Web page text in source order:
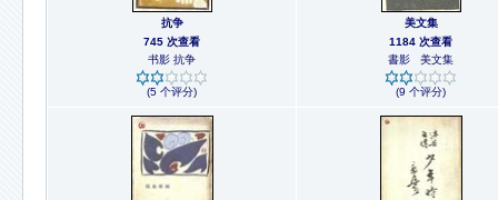
抗争
745 次查看
书影 抗争
(5 个评分)
美文集
1184 次查看
書影 美文集
(9 个评分)